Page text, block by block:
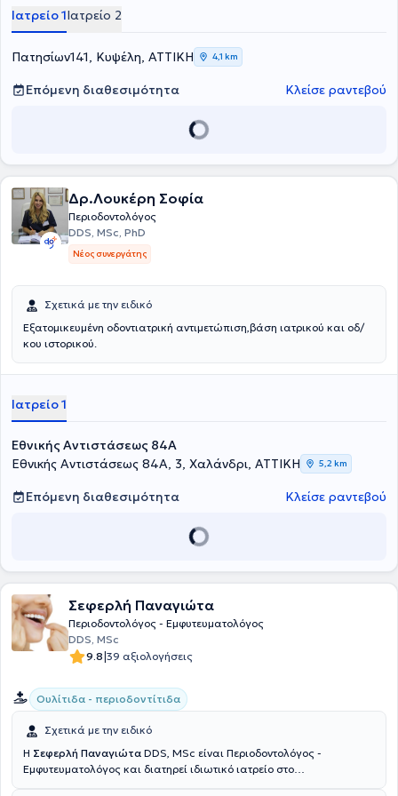
Ιατρείο 1Ιατρείο 2
Πατησίων141, Κυψέλη, ΑΤΤΙΚΗ 4,1 km
Επόμενη διαθεσιμότητα Κλείσε ραντεβού
Δρ.Λουκέρη Σοφία
Περιοδοντολόγος
DDS, MSc, PhD
Νέος συνεργάτης
Σχετικά με την ειδικό
Εξατομικευμένη οδοντιατρική αντιμετώπιση,βάση ιατρικού και οδ/
κου ιστορικού.
Ιατρείο 1
Εθνικής Αντιστάσεως 84Α
Εθνικής Αντιστάσεως 84Α, 3, Χαλάνδρι, ΑΤΤΙΚΗ
5,2 km
Επόμενη διαθεσιμότητα Κλείσε ραντεβού
Σεφερλή Παναγιώτα
Περιοδοντολόγος - Εμφυτευματολόγος
DDS, MSc
9.8|39 αξιολογήσεις
Ουλίτιδα - περιοδοντίτιδα
Σχετικά με την ειδικό
Η Σεφερλή Παναγιώτα DDS, MSc είναι Περιοδοντολόγος -
Εμφυτευματολόγος και διατηρεί ιδιωτικό ιατρείο στο